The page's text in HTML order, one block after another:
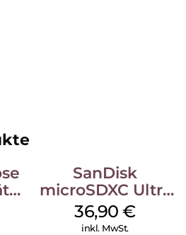
SanDisk
microSDXC Ultra
128 GB + Adapter
Mobile
36,90€
inkl. MwSt.